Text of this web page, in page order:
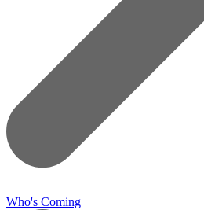
Who's Coming